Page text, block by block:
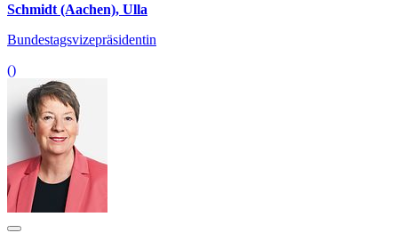
Schmidt (Aachen), Ulla
Bundestagsvizepräsidentin
()